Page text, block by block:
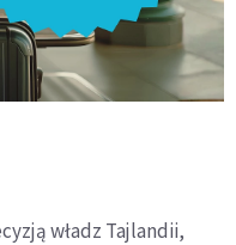
władz Tajlandii,